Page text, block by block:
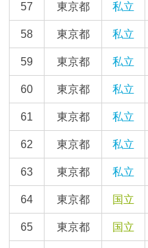
57 東京都 私立
58 東京都 私立
59 東京都 私立
60 東京都 私立
61 東京都 私立
62 東京都 私立
63 東京都 私立
64 東京都 国立
65 東京都 国立